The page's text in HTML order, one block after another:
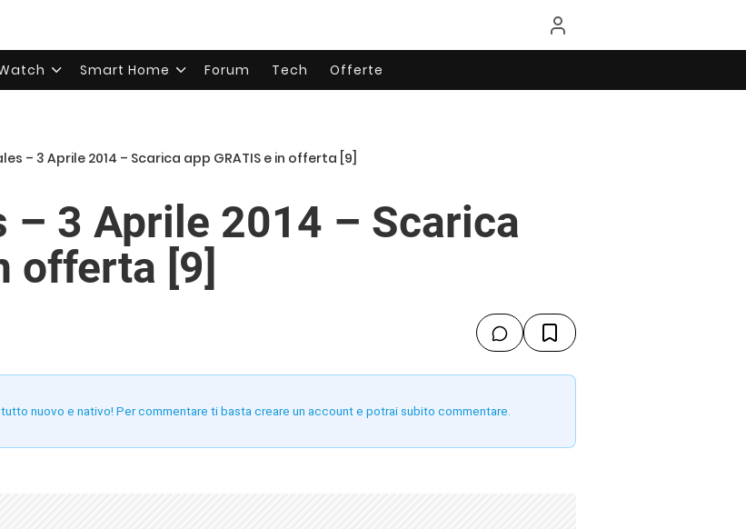
Smart Home Forum Tech Offerte
– 3 Aprile 2014 – Scarica app GRATIS e in offerta [9]
– 3 Aprile 2014 – Scarica
offerta [9]
nuovo e nativo! Per commentare ti basta creare un account e potrai subito commentare.